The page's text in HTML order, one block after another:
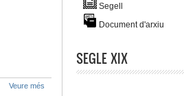
Segell
Document d'arxiu
SEGLE XIX
Veure més